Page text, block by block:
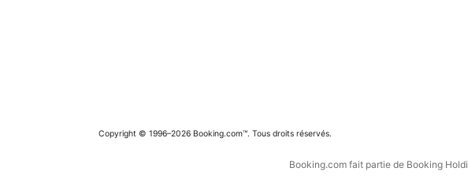
Copyright © 1996–2026 Booking.com™. Tous droits réservés.
Booking.com fait partie de Booking